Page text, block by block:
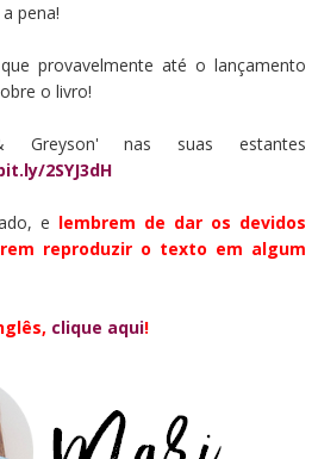
pena!
provavelmente até o lançamento
o livro!
Greyson' nas suas estantes
2SYJ3dH
e lembrem de dar os devidos
reproduzir o texto em algum
clique aqui!